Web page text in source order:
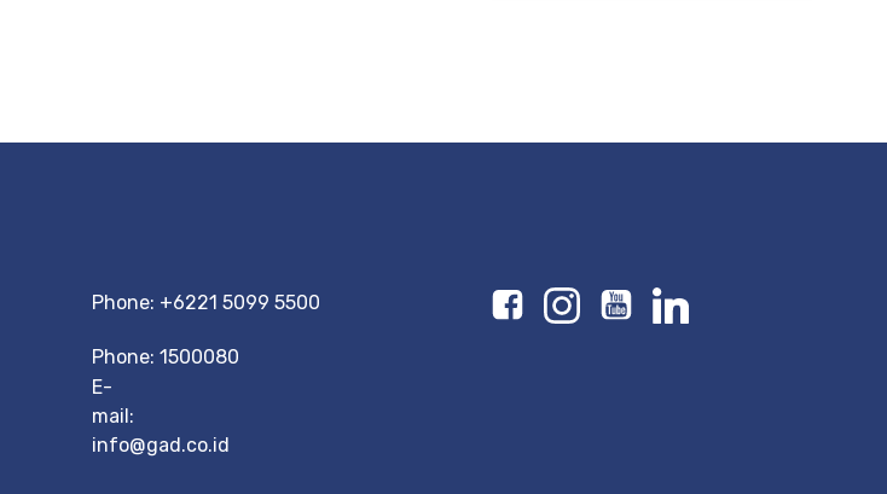
Phone: +6221 5099 5500
Phone: 1500080
E-
mail:
info@gad.co.id